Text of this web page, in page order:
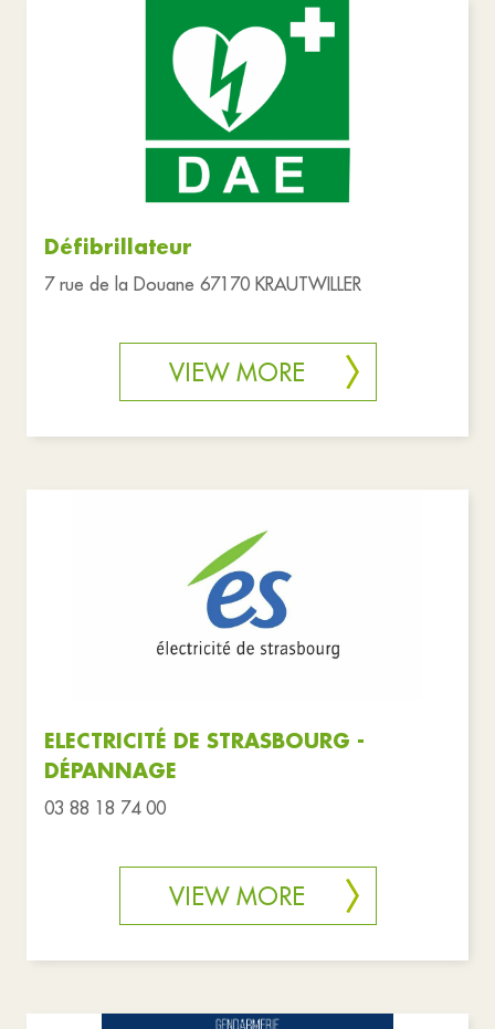
Défibrillateur
7 rue de la Douane 67170 KRAUTWILLER
VIEW MORE
ELECTRICITÉ DE STRASBOURG -
DÉPANNAGE
03 88 18 74 00
VIEW MORE